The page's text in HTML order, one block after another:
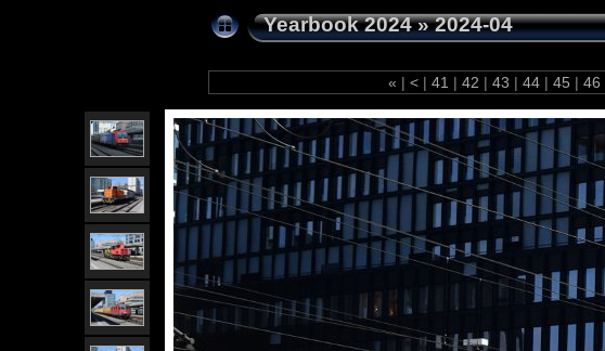
Yearbook 2024»2024-04
« | < | 41 | 42 | 43 | 44 | 45 | 46